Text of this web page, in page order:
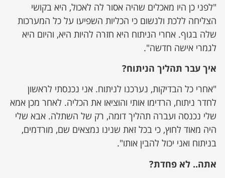
"לפני כן היו מאכלים שהיה אסור לה לאכול, היא בקושי
הצליחה ללכת ולנשום כי הכליות השפיעו על כל המערכות
שלה בגוף. אחרי הניתוח היא חזרה להיות היא, והיום היא
לגמרי אישה חדשה".
איך עבר תהליך הניתוח?
"אחרי כל הבדיקות, נערכנו לניתוח. אני נכנסתי לראשון
לחדר ניתוח, הרדימו אותי והוציאו את הכליה. לאחר מכן אמא
שלי נכנסה ועברה תהליך דומה, רק של השתלה. אבא שלי
היה מאוד לחוץ, כי בכל זאת שנינו נמצאים שם, מורדמים,
בניתוח ואני יכול להבין אותו".
אתה.. לא פחדת?